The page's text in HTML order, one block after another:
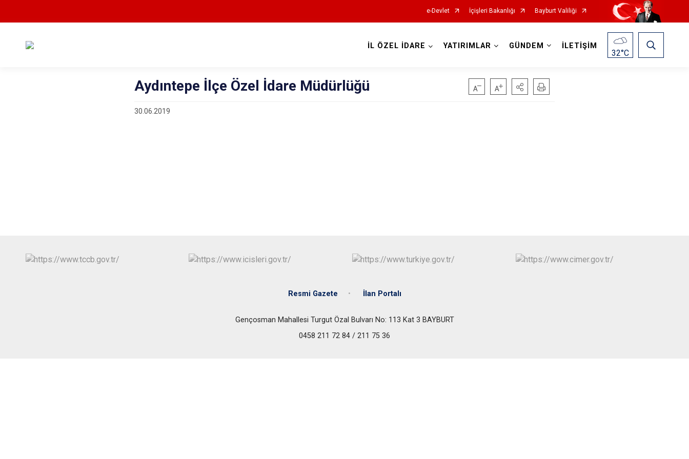
e-Devlet İçişleri Bakanlığı Bayburt Valiliği
İL ÖZEL İDARE YATIRIMLAR GÜNDEM İLETİŞİM
32°C
Aydıntepe İlçe Özel İdare Müdürlüğü
30.06.2019
Resmi Gazete İlan Portalı
Gençosman Mahallesi Turgut Özal Bulvarı No: 113 Kat 3 BAYBURT
0458 211 72 84 / 211 75 36